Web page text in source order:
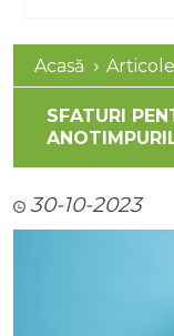
Acasă Articole
SFATURI
30-10-2023